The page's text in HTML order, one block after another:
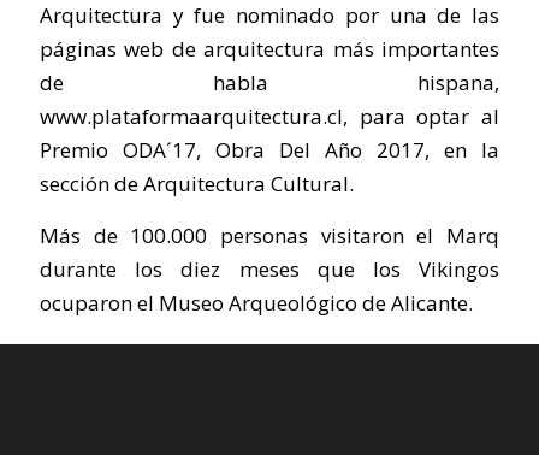
Arquitectura y fue nominado por una de las
páginas web de arquitectura más importantes
de habla hispana,
www.plataformaarquitectura.cl, para optar al
Premio ODA´17, Obra Del Año 2017, en la
sección de Arquitectura Cultural.
Más de 100.000 personas visitaron el Marq
durante los diez meses que los Vikingos
ocuparon el Museo Arqueológico de Alicante.